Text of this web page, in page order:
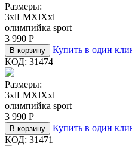
Размеры:
3xlLMXlXxl
олимпийка sport
3 990 Р
В корзину
Купить в один
КОД: 31474
Размеры:
3xlLMXlXxl
олимпийка sport
3 990 Р
В корзину
Купить в один
КОД: 31471